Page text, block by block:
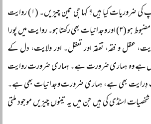
میں نے کہا جناب! آپ کی ضروریات کیا ہیں؟ کہا جی تین چیزیں۔ (۱) روایت
میں پکا ہو (۲) دِرایت میں مضبوط ہو (۳) اور وجدانیات بھی رکھتا ہو۔ روایت میں پورا
عقل و فقہ، تفقہ اور تعقل۔ اور ولایت، دل کے
ہے وہ ہماری ضرورت ہے۔ ہماری ضرورت روایت
بھی ہے، ہماری ضرورت وجدانیات بھی ہے۔
اسٹڈی کی ہیں جن میں یہ تینوں چیزیں موجود ملتی